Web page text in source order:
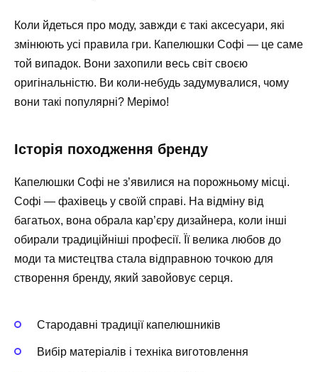
Коли йдеться про моду, завжди є такі аксесуари, які
змінюють усі правила гри. Капелюшки Софі — це саме
той випадок. Вони захопили весь світ своєю
оригінальністю. Ви коли-небудь задумувалися, чому
вони такі популярні? Мерімо!
Історія походження бренду
Капелюшки Софі не з’явилися на порожньому місці.
Софі — фахівець у своїй справі. На відміну від
багатьох, вона обрала кар’єру дизайнера, коли інші
обирали традиційніші професії. Її велика любов до
моди та мистецтва стала відправною точкою для
створення бренду, який завойовує серця.
Стародавні традиції капелюшників
Вибір матеріалів і техніка виготовлення